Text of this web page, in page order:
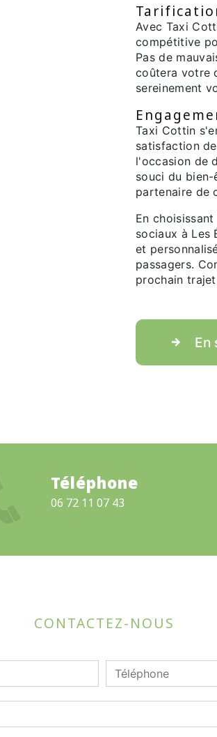
Avec Taxi
compétitive
Pas de
coûtera votre
sereinement
Taxi Cottin
satisfaction
l'occasion de
souci du
partenaire de
En
sociaux à Les
et
passagers.
prochain
En
Téléphone
06 72 11 07 43
CONTACTEZ-NOUS